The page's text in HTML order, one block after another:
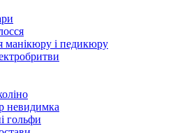
манікюру і педикюру
невидимка
гольфи